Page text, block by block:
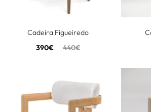
Cadeira Figueiredo
440€
390€